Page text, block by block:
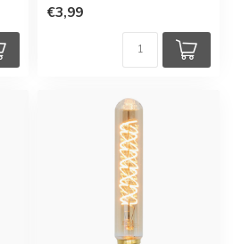
€3,99